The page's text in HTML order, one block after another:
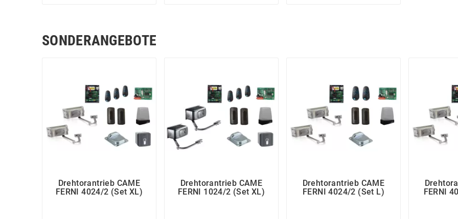
SONDERANGEBOTE
Drehtorantrieb CAME
FERNI 4024/2 (Set XL)
Drehtorantrieb CAME
FERNI 1024/2 (Set XL)
Drehtorantrieb CAME
FERNI 4024/2 (Set L)
FERNI